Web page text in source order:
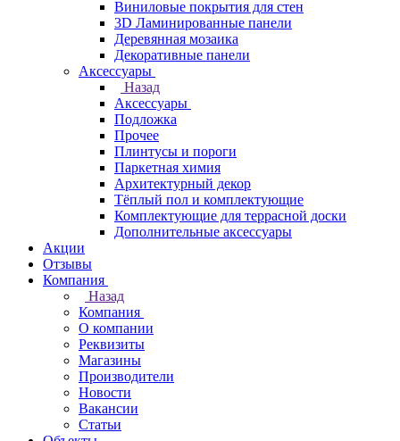
Виниловые покрытия для стен
3D Ламинированные панели
Деревянная мозаика
Декоративные панели
Аксессуары
Назад
Аксессуары
Подложка
Прочее
Плинтусы и пороги
Паркетная химия
Архитектурный декор
Тёплый пол и комплектующие
Комплектующие для террасной доски
Дополнительные аксессуары
Акции
Отзывы
Компания
Назад
Компания
О компании
Реквизиты
Магазины
Производители
Новости
Вакансии
Статьи